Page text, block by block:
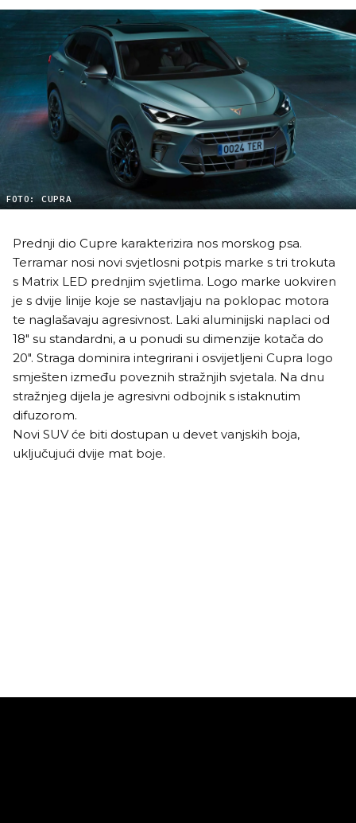
FOTO: CUPRA
Prednji dio Cupre karakterizira nos morskog psa.
Terramar nosi novi svjetlosni potpis marke s tri trokuta
s Matrix LED prednjim svjetlima. Logo marke uokviren
je s dvije linije koje se nastavljaju na poklopac motora
te naglašavaju agresivnost. Laki aluminijski naplaci od
18" su standardni, a u ponudi su dimenzije kotača do
20". Straga dominira integrirani i osvijetljeni Cupra logo
smješten između poveznih stražnjih svjetala. Na dnu
stražnjeg dijela je agresivni odbojnik s istaknutim
difuzorom.
Novi SUV će biti dostupan u devet vanjskih boja,
uključujući dvije mat boje.